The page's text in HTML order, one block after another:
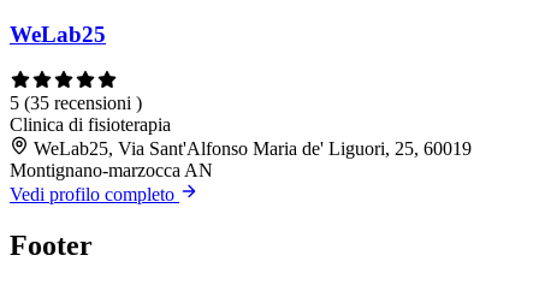
WeLab25
5 (35 recensioni )
Clinica di fisioterapia
WeLab25, Via Sant'Alfonso Maria de' Liguori, 25, 60019
Montignano-marzocca AN
Vedi profilo completo
Footer